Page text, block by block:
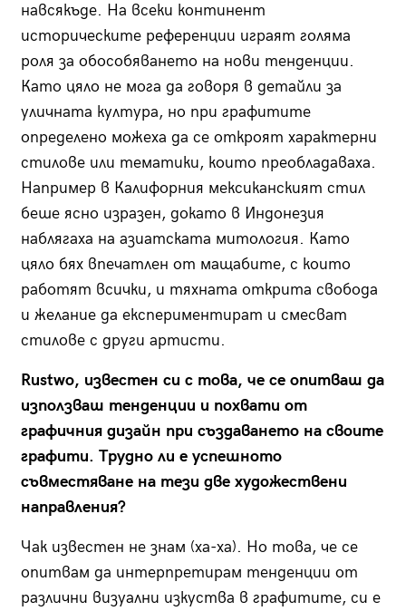
навсякъде. На всеки континент
историческите референции играят голяма
роля за обособяването на нови тенденции.
Като цяло не мога да говоря в детайли за
уличната култура, но при графитите
определено можеха да се откроят характерни
стилове или тематики, които преобладаваха.
Например в Калифорния мексиканският стил
беше ясно изразен, докато в Индонезия
наблягаха на азиатската митология. Като
цяло бях впечатлен от мащабите, с които
работят всички, и тяхната открита свобода
и желание да експериментират и смесват
стилове с други артисти.
Rustwo, известен си с това, че се опитваш да
използваш тенденции и похвати от
графичния дизайн при създаването на своите
графити. Трудно ли е успешното
съвместяване на тези две художествени
направления?
Чак известен не знам (ха-ха). Но това, че се
опитвам да интерпретирам тенденции от
различни визуални изкуства в графитите, си е